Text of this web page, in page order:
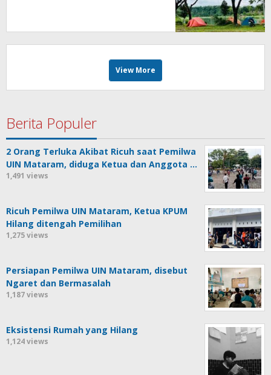
View More
Berita Populer
2 Orang Terluka Akibat Ricuh saat Pemilwa
UIN Mataram, diduga Ketua dan Anggota …
1,491 views
Ricuh Pemilwa UIN Mataram, Ketua KPUM
Hilang ditengah Pemilihan
1,275 views
Persiapan Pemilwa UIN Mataram, disebut
Ngaret dan Bermasalah
1,187 views
Eksistensi Rumah yang Hilang
1,124 views